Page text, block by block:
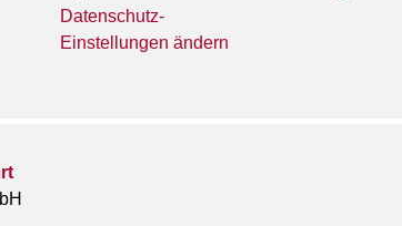
Datenschutz-
Einstellungen ändern